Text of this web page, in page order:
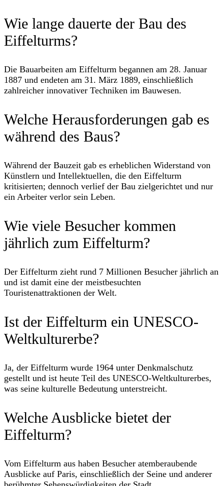
Wie lange dauerte der Bau des
Eiffelturms?
Die Bauarbeiten am Eiffelturm begannen am 28. Januar
1887 und endeten am 31. März 1889, einschließlich
zahlreicher innovativer Techniken im Bauwesen.
Welche Herausforderungen gab es
während des Baus?
Während der Bauzeit gab es erheblichen Widerstand von
Künstlern und Intellektuellen, die den Eiffelturm
kritisierten; dennoch verlief der Bau zielgerichtet und nur
ein Arbeiter verlor sein Leben.
Wie viele Besucher kommen
jährlich zum Eiffelturm?
Der Eiffelturm zieht rund 7 Millionen Besucher jährlich an
und ist damit eine der meistbesuchten
Touristenattraktionen der Welt.
Ist der Eiffelturm ein UNESCO-
Weltkulturerbe?
Ja, der Eiffelturm wurde 1964 unter Denkmalschutz
gestellt und ist heute Teil des UNESCO-Weltkulturerbes,
was seine kulturelle Bedeutung unterstreicht.
Welche Ausblicke bietet der
Eiffelturm?
Vom Eiffelturm aus haben Besucher atemberaubende
Ausblicke auf Paris, einschließlich der Seine und anderer